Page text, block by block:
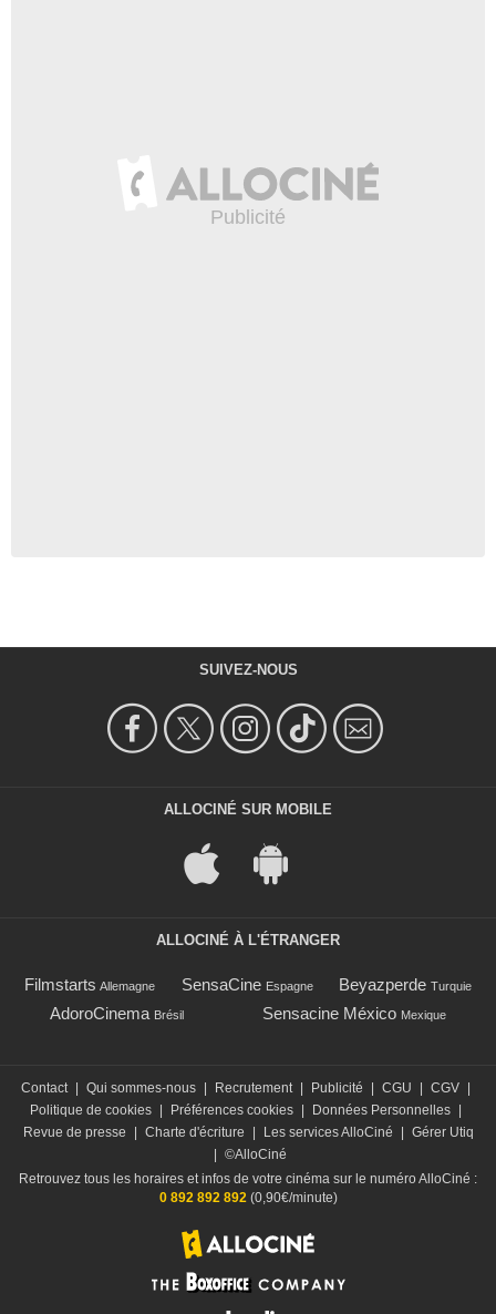
SUIVEZ-NOUS
ALLOCINÉ SUR MOBILE
ALLOCINÉ À L'ÉTRANGER
Filmstarts Allemagne SensaCine Espagne Beyazperde Turquie
AdoroCinema Brésil Sensacine México Mexique
Contact | Qui sommes-nous | Recrutement | Publicité | CGU | CGV |
Politique de cookies | Préférences cookies | Données Personnelles |
Revue de presse
| Charte d'écriture | Les services AlloCiné | Gérer Utiq
| ©AlloCiné
Retrouvez tous les horaires et infos de votre cinéma sur le numéro AlloCiné :
0 892 892 892(0,90€/minute)